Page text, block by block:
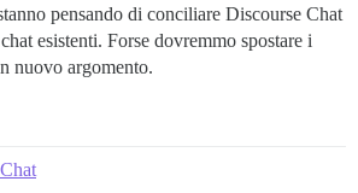
pensando di conciliare Discourse Chat
esistenti. Forse dovremmo spostare i
nuovo argomento.